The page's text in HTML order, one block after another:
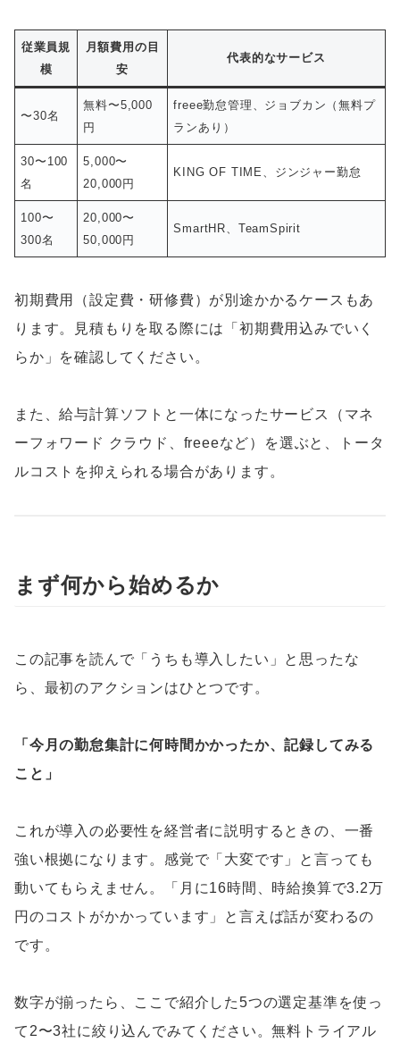
従業員規
模
月額費用の目
安
代表的なサービス
〜30名
無料〜5,000
円
freee勤怠管理、ジョブカン（無料プ
ランあり）
30〜100
名
5,000〜
20,000円
KING OF TIME、ジンジャー勤怠
100〜
300名
20,000〜
50,000円
SmartHR、TeamSpirit
初期費用（設定費・研修費）が別途かかるケースもあ
ります。見積もりを取る際には「初期費用込みでいく
らか」を確認してください。
また、給与計算ソフトと一体になったサービス（マネ
ーフォワード クラウド、freeeなど）を選ぶと、トータ
ルコストを抑えられる場合があります。
まず何から始めるか
この記事を読んで「うちも導入したい」と思ったな
ら、最初のアクションはひとつです。
「今月の勤怠集計に何時間かかったか、記録してみる
こと」
これが導入の必要性を経営者に説明するときの、一番
強い根拠になります。感覚で「大変です」と言っても
動いてもらえません。「月に16時間、時給換算で3.2万
円のコストがかかっています」と言えば話が変わるの
です。
数字が揃ったら、ここで紹介した5つの選定基準を使っ
て2〜3社に絞り込んでみてください。無料トライアル